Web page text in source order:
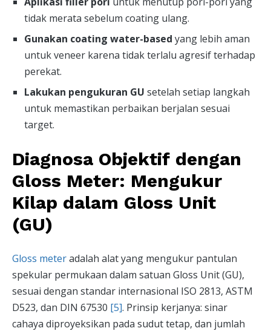
tidak merata sebelum coating ulang.
Gunakan coating water-based yang lebih aman
untuk veneer karena tidak terlalu agresif terhadap
perekat.
Lakukan pengukuran GU setelah setiap langkah
untuk memastikan perbaikan berjalan sesuai
target.
Diagnosa Objektif dengan
Gloss Meter: Mengukur
Kilap dalam Gloss Unit
(GU)
Gloss meteradalah alat yang mengukur pantulan
spekular permukaan dalam satuan Gloss Unit (GU),
sesuai dengan standar internasional ISO 2813, ASTM
D523, dan DIN 67530 [5]. Prinsip kerjanya: sinar
cahaya diproyeksikan pada sudut tetap, dan jumlah